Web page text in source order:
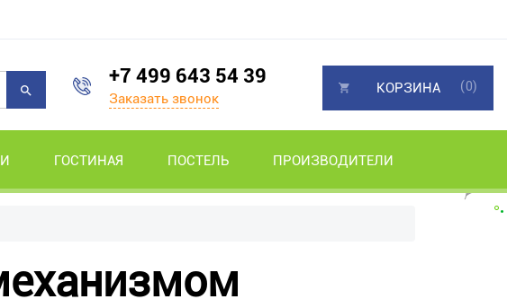
+7 499 643 54 39
Заказать звонок
ГОСТИНАЯ ПОСТЕЛЬ ПРОИЗВОДИТЕЛИ
КОРЗИНА (0)